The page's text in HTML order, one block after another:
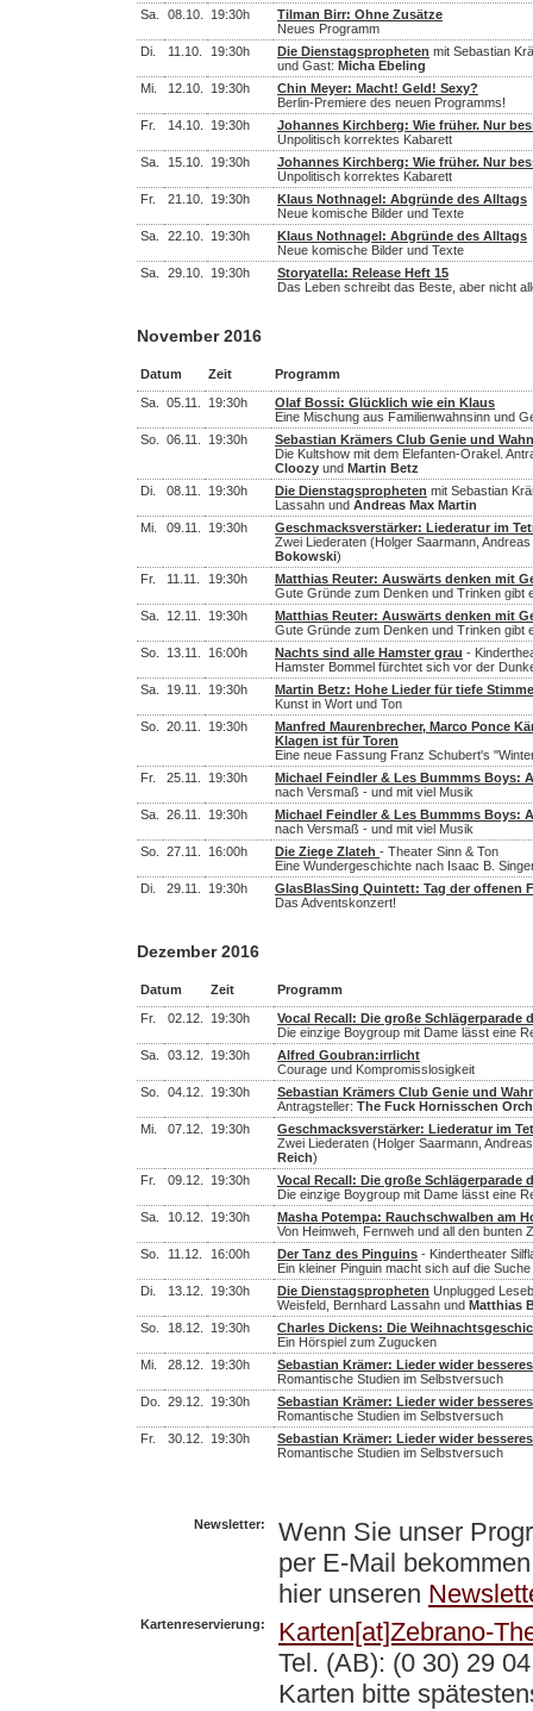
Sa.
08.10. 19:30h
Tilman Birr: Ohne Zusätze
Neues Programm
Di.
11.10. 19:30h Die Dienstagspropheten mit Sebastian
und Gast: Micha Ebeling
Mi.
12.10. 19:30h
Chin Meyer: Macht! Geld! Sexy?
Berlin-Premiere des neuen Programms!
Fr.
14.10. 19:30h
Johannes Kirchberg: Wie früher. Nur
Unpolitisch korrektes Kabarett
Sa.
15.10. 19:30h
Johannes Kirchberg: Wie früher. Nur
Unpolitisch korrektes Kabarett
Fr.
21.10. 19:30h
Klaus Nothnagel: Abgründe des Alltags
Neue komische Bilder und Texte
Sa.
22.10. 19:30h
Klaus Nothnagel: Abgründe des Alltags
Neue komische Bilder und Texte
Sa.
29.10. 19:30h
Storyatella: Release Heft 15
Das Leben schreibt das Beste, aber nicht
November 2016
Datum Zeit
Programm
Sa.
05.11. 19:30h
Olaf Bossi: Glücklich wie ein Klaus
Eine Mischung aus Familienwahnsinn und
So.
06.11. 19:30h
Sebastian Krämers Club Genie und
Die Kultshow mit dem Elefanten-Orakel.
Cloozy und Martin Betz
Di.
08.11. 19:30h Die Dienstagspropheten mit Sebastian
Lassahn und Andreas Max Martin
Mi.
09.11. 19:30h
Geschmacksverstärker: Liederatur im
Zwei Liederaten (Holger Saarmann,
Bokowski)
Fr.
11.11. 19:30h
Matthias Reuter: Auswärts denken mit
Gute Gründe zum Denken und Trinken gibt
Sa.
12.11. 19:30h
Matthias Reuter: Auswärts denken mit
Gute Gründe zum Denken und Trinken gibt
So.
13.11. 16:00h Nachts sind alle Hamster grau -
Hamster Bommel fürchtet sich vor der
Sa.
19.11. 19:30h
Martin Betz: Hohe Lieder für tiefe Stimme
Kunst in Wort und Ton
So.
20.11. 19:30h
Manfred Maurenbrecher, Marco Ponce
Klagen ist für Toren
Eine neue Fassung Franz Schubert's
Fr.
25.11. 19:30h
Michael Feindler & Les Bummms Boys:
nach Versmaß - und mit viel Musik
Sa.
26.11. 19:30h
Michael Feindler & Les Bummms Boys:
nach Versmaß - und mit viel Musik
So.
27.11. 16:00h Die Ziege Zlateh - Theater Sinn & Ton
Eine Wundergeschichte nach Isaac B.
Di.
29.11. 19:30h
GlasBlasSing Quintett: Tag der offenen
Das Adventskonzert!
Dezember 2016
Datum Zeit
Programm
Fr.
02.12. 19:30h
Vocal Recall: Die große Schlägerparade
Die einzige Boygroup mit Dame lässt eine
Sa.
03.12. 19:30h
Alfred Goubran:irrlicht
Courage und Kompromisslosigkeit
So.
04.12. 19:30h
Sebastian Krämers Club Genie und
Antragsteller: The Fuck Hornisschen
Mi.
07.12. 19:30h
Geschmacksverstärker: Liederatur im
Zwei Liederaten (Holger Saarmann,
Reich)
Fr.
09.12. 19:30h
Vocal Recall: Die große Schlägerparade
Die einzige Boygroup mit Dame lässt eine
Sa.
10.12. 19:30h
Masha Potempa: Rauchschwalben am
Von Heimweh, Fernweh und all den bunten
So.
11.12. 16:00h Der Tanz des Pinguins - Kindertheater
Ein kleiner Pinguin macht sich auf die
Di.
13.12. 19:30h Die Dienstagspropheten Unplugged
Weisfeld, Bernhard Lassahn und Matthias
So.
18.12. 19:30h
Charles Dickens: Die
Ein Hörspiel zum Zugucken
Mi.
28.12. 19:30h
Sebastian Krämer: Lieder wider
Romantische Studien im Selbstversuch
Do.
29.12. 19:30h
Sebastian Krämer: Lieder wider
Romantische Studien im Selbstversuch
Fr.
30.12. 19:30h
Sebastian Krämer: Lieder wider
Romantische Studien im Selbstversuch
Newsletter:
Wenn Sie unser
per E-Mail
hier unseren
Kartenreservierung:
Karten[at]Zebrano-
Tel. (AB): (0 30) 29
Karten bitte